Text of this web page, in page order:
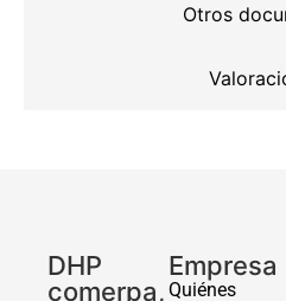
Otros
DHP
comerpa,
Empresa
Quiénes